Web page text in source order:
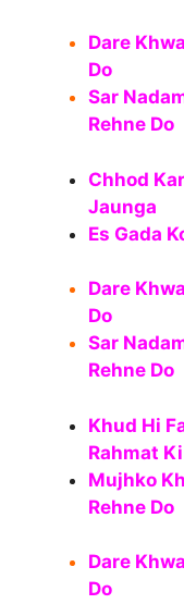
Dare
Do
Sar
Rehne Do
Chhod
Jaunga
Es Gada
Dare
Do
Sar
Rehne Do
Khud Hi
Rahmat
Mujhko
Rehne Do
Dare
Do